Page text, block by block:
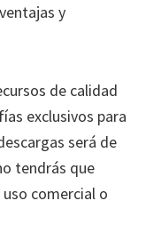
y
de calidad
exclusivos para
será de
tendrás que
comercial o